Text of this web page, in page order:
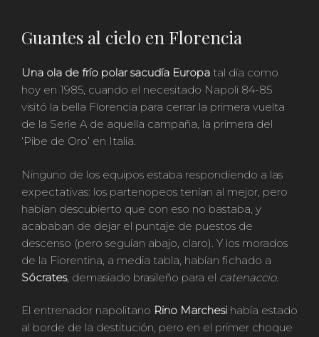
Guantes al cielo en Florencia
Una ola de frío polar sacudía Europa tal día como
hoy en 1985, cuando el necesitado Napoli 84-85
visitó la bella Florencia para cerrar la primera vuelta
de la Serie A de aquella campaña, la primera del
‘Pibe de Oro’ en Italia.
Ninguno de los equipos estaba respondiendo a las
expectativas: los partenopeos tenían al mejor, pero
habían descubierto que con eso no bastaba, y
acababan de dejar el puntaje de puestos de
descenso (pero seguían abajo, claro). Y los morados
de la Fiorentina, a media tabla, habían fichado a
Sócrates, demasiado brasileño para el catenaccio.
El entrenador napolitano Rino Marchesi había estado
al borde de la destitución, pero en el primer choque